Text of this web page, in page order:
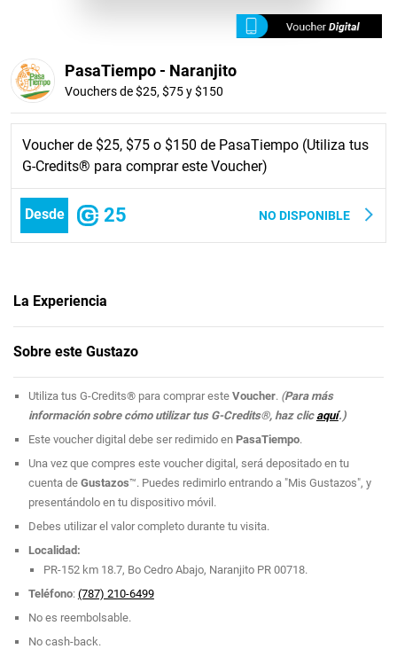
PasaTiempo - Naranjito
Vouchers de $25, $75 y $150
Voucher de $25, $75 o $150 de PasaTiempo (Utiliza tus
G-Credits® para comprar este Voucher)
Desde 25 NO DISPONIBLE
La Experiencia
PasaTiempo
se describe como un espacio recreativo al aire libre con un
zonas de juego y espacios deportivos donde niños y adultos pueden
divertirse y socializar.
¿Qué se puede encontrar en PasaTiempo, Naranjito?
Actividades y espacios
baloncesto 3 × 3, además de áreas abiertas para juegos al aire libre y
paseos por un tablado de madera. Es una opción ideal para quienes
buscan actividades recreativas al aire libre o desean planificar paseos y
celebraciones como cumpleaños.
Sobre este Gustazo
Utiliza tus G-Credits® para comprar este Voucher. (Para más
información sobre cómo utilizar tus G-Credits®, haz clic aquí.)
Este voucher digital debe ser redimido en PasaTiempo.
Una vez que compres este voucher digital, será depositado en tu
cuenta de Gustazos™. Puedes redimirlo entrando a "Mis Gustazos", y
presentándolo en tu dispositivo móvil.
Debes utilizar el valor completo durante tu visita.
Localidad:
PR-152 km 18.7, Bo Cedro Abajo, Naranjito PR 00718.
Teléfono: (787) 210-6499
No es reembolsable.
No cash-back.